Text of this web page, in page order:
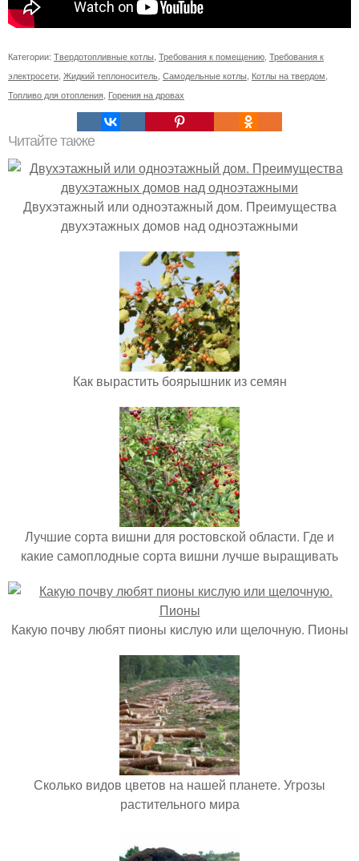
Категории: Твердотопливные котлы Требования к помещению Требования к
электросети Жидкий теплоноситель Самодельные котлы Котлы на твердом
Топливо для отопления Горения на дровах
Читайте также
Двухэтажный или одноэтажный дом. Преимущества
двухэтажных домов над одноэтажными
Как вырастить боярышник из семян
Лучшие сорта вишни для ростовской области. Где и
какие самоплодные сорта вишни лучше выращивать
Какую почву любят пионы кислую или щелочную. Пионы
Сколько видов цветов на нашей планете. Угрозы
растительного мира